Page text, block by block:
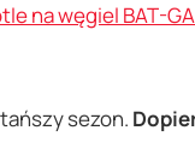
na węgiel BAT-
sezon.